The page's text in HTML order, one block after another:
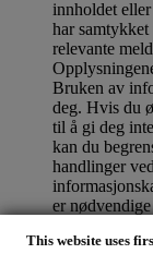
This website uses
innholdet
har samtykket
relevante
Bruken av
deg. Hvis du
til å gi deg
kan du
handlinger
er
annonser,